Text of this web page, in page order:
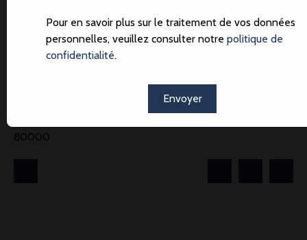
Amiens 80000
80000
Pour en savoir plus sur le traitement de vos données
personnelles, veuillez consulter notre politique de
confidentialité.
Envoyer